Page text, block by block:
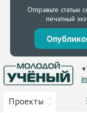
Отправьте статью
печатный
Проекты